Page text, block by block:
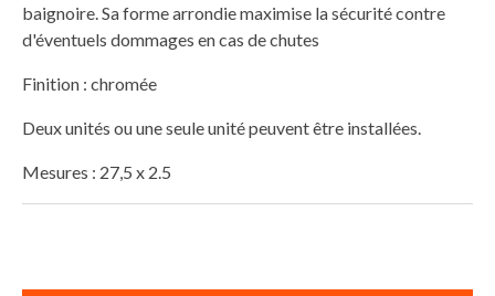
baignoire. Sa forme arrondie maximise la sécurité contre
d'éventuels dommages en cas de chutes
Finition : chromée
Deux unités ou une seule unité peuvent être installées.
Mesures : 27,5 x 2.5